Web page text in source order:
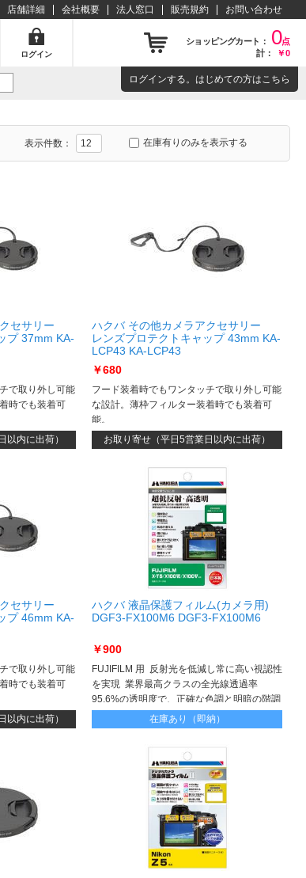
店舗詳細 会社概要 法人窓口 販売規約 お問い合わせ
ログイン
ショッピングカート： 0点
計：
￥0
ログインする。はじめての方はこちら
表示件数： 在庫有りのみを表示する
セサリー
プ 37mm KA-
で取り外し可能
時でも装着可
以内に出荷）
ハクバ その他カメラアクセサリー
レンズプロテクトキャップ 43mm KA-
LCP43 KA-LCP43
￥680
フード装着時でもワンタッチで取り外し可能
な設計。薄枠フィルター装着時でも装着可
能。
お取り寄せ（平日5営業日以内に出荷）
セサリー
プ 46mm KA-
で取り外し可能
時でも装着可
以内に出荷）
ハクバ 液晶保護フィルム(カメラ用)
DGF3-FX100M6 DGF3-FX100M6
￥900
FUJIFILM 用 反射光を低減し常に高い視認性
を実現 業界最高クラスの全光線透過率
95.6%の透明度で、正確な色調と明暗の階調
をストレートに映し出します
在庫あり（即納）